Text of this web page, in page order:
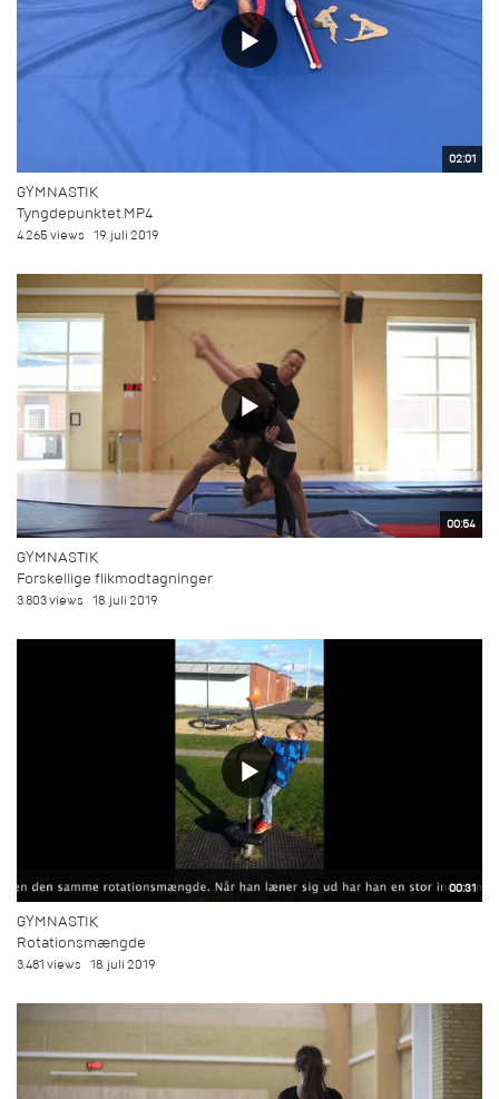
02:01
GYMNASTIK
Tyngdepunktet.MP4
4.265 views 19. juli 2019
00:54
GYMNASTIK
Forskellige flikmodtagninger
3.803 views 18. juli 2019
00:31
GYMNASTIK
Rotationsmængde
3.481 views 18. juli 2019